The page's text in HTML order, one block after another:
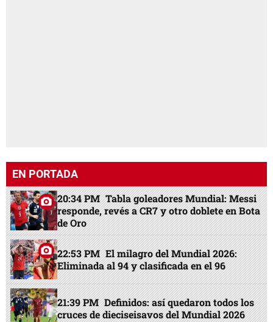
EN PORTADA
20:34 PM Tabla goleadores Mundial: Messi
responde, revés a CR7 y otro doblete en Bota
de Oro
22:53 PM El milagro del Mundial 2026:
Eliminada al 94 y clasificada en el 96
21:39 PM Definidos: así quedaron todos los
cruces de dieciseisavos del Mundial 2026